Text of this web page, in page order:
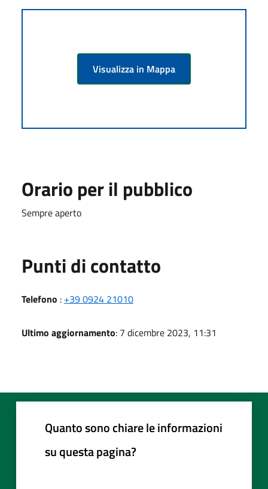
Visualizza in Mappa
Orario per il pubblico
Sempre aperto
Punti di contatto
Telefono : +39 0924 21010
Ultimo aggiornamento: 7 dicembre 2023, 11:31
Quanto sono chiare le informazioni
su questa pagina?